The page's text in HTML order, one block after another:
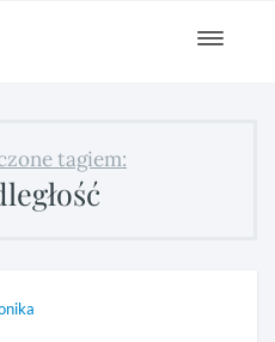
Toggle
tagiem: